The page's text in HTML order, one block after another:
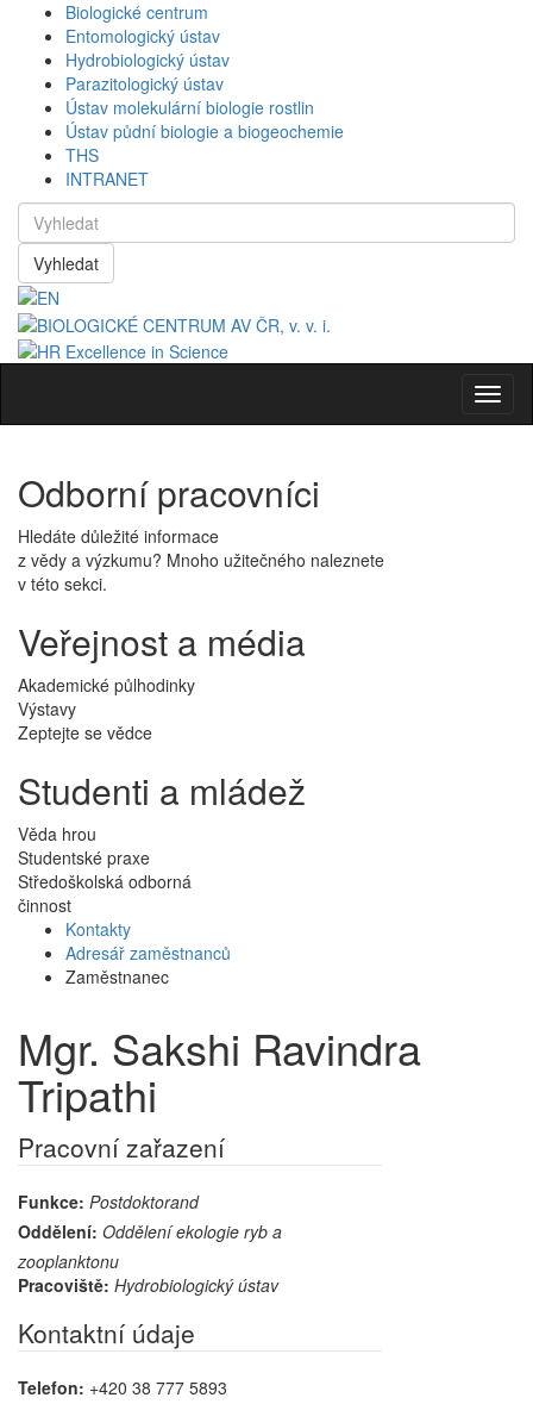
Biologické centrum
Entomologický ústav
Hydrobiologický ústav
Parazitologický ústav
Ústav molekulární biologie rostlin
Ústav půdní biologie a biogeochemie
THS
INTRANET
Vyhledat
Odborní pracovníci
Hledáte důležité informace
z vědy a výzkumu? Mnoho užitečného naleznete
v této sekci.
Veřejnost a média
Akademické půlhodinky
Výstavy
Zeptejte se vědce
Studenti a mládež
Věda hrou
Studentské praxe
Středoškolská odborná
činnost
Kontakty
Adresář zaměstnanců
Zaměstnanec
Mgr. Sakshi Ravindra
Tripathi
Pracovní zařazení
Funkce: Postdoktorand
Oddělení: Oddělení ekologie ryb a
zooplanktonu
Pracoviště: Hydrobiologický ústav
Kontaktní údaje
Telefon: +420 38 777 5893